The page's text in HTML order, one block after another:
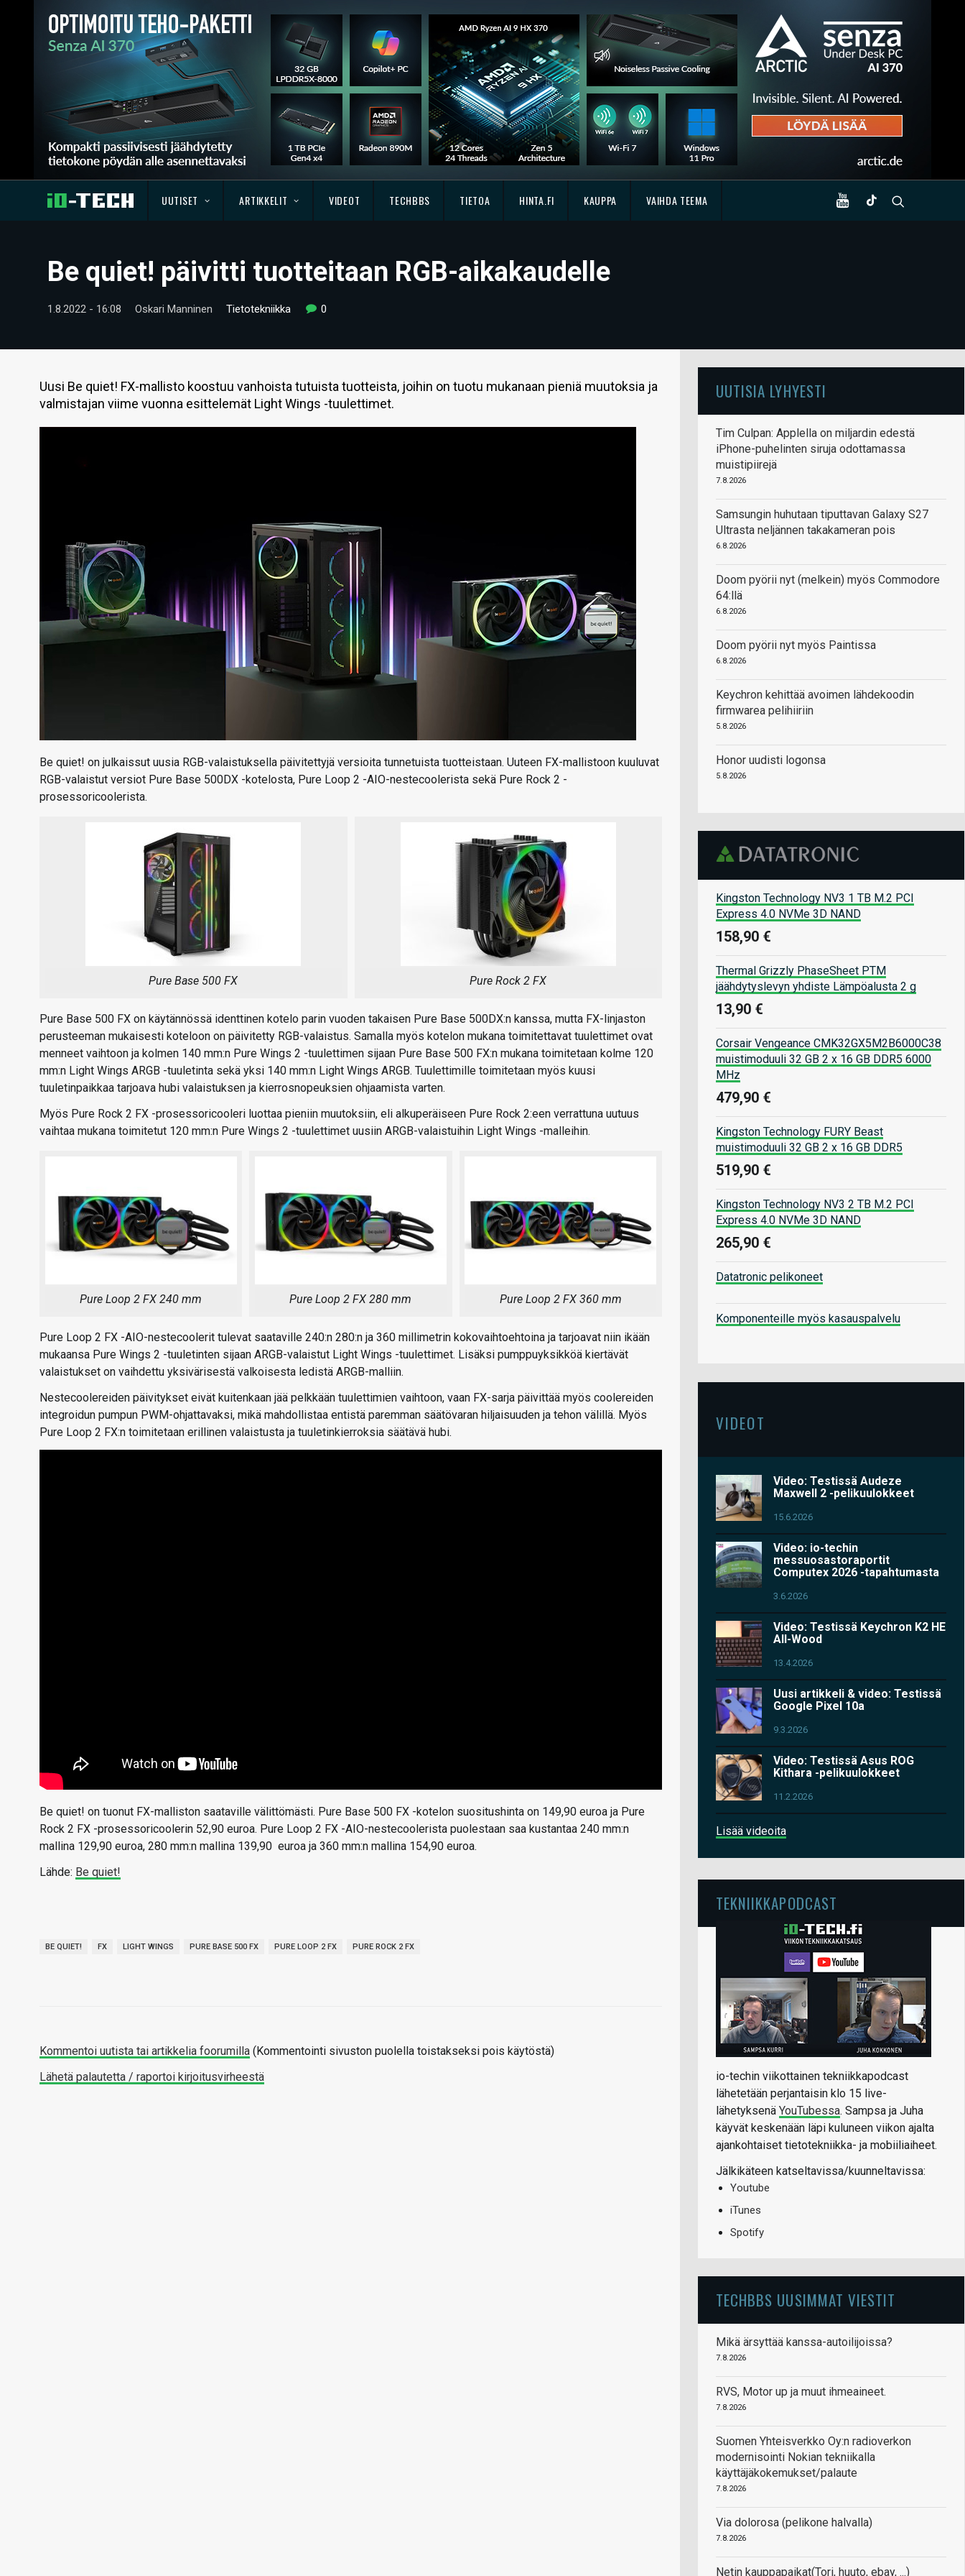
UUTISET ARTIKKELIT VIDEOT TECHBBS TIETOA HINTA.FI KAUPPA VAIHDA TEEMA
Be quiet! päivitti tuotteitaan RGB-aikakaudelle
1.8.2022 - 16:08 Oskari Manninen Tietotekniikka 0
Uusi Be quiet! FX-mallisto koostuu vanhoista tutuista tuotteista, joihin on tuotu mukanaan pieniä muutoksia ja
valmistajan viime vuonna esittelemät Light Wings -tuulettimet.
Be quiet! on julkaissut uusia RGB-valaistuksella päivitettyjä versioita tunnetuista tuotteistaan. Uuteen FX-mallistoon kuuluvat
RGB-valaistut versiot Pure Base 500DX -kotelosta, Pure Loop 2 -AIO-nestecoolerista sekä Pure Rock 2 -
prosessoricoolerista.
Pure Base 500 FX Pure Rock 2 FX
Pure Base 500 FX on käytännössä identtinen kotelo parin vuoden takaisen Pure Base 500DX:n kanssa, mutta FX-linjaston
perusteeman mukaisesti koteloon on päivitetty RGB-valaistus. Samalla myös kotelon mukana toimitettavat tuulettimet ovat
menneet vaihtoon ja kolmen 140 mm:n Pure Wings 2 -tuulettimen sijaan Pure Base 500 FX:n mukana toimitetaan kolme 120
mm:n Light Wings ARGB -tuuletinta sekä yksi 140 mm:n Light Wings ARGB. Tuulettimille toimitetaan myös kuusi
tuuletinpaikkaa tarjoava hubi valaistuksen ja kierrosnopeuksien ohjaamista varten.
Myös Pure Rock 2 FX -prosessoricooleri luottaa pieniin muutoksiin, eli alkuperäiseen Pure Rock 2:een verrattuna uutuus
vaihtaa mukana toimitetut 120 mm:n Pure Wings 2 -tuulettimet uusiin ARGB-valaistuihin Light Wings -malleihin.
Pure Loop 2 FX 240 mm Pure Loop 2 FX 280 mm Pure Loop 2 FX 360 mm
Pure Loop 2 FX -AIO-nestecoolerit tulevat saataville 240:n 280:n ja 360 millimetrin kokovaihtoehtoina ja tarjoavat niin ikään
mukaansa Pure Wings 2 -tuuletinten sijaan ARGB-valaistut Light Wings -tuulettimet. Lisäksi pumppuyksikköä kiertävät
valaistukset on vaihdettu yksivärisestä valkoisesta ledistä ARGB-malliin.
Nestecoolereiden päivitykset eivät kuitenkaan jää pelkkään tuulettimien vaihtoon, vaan FX-sarja päivittää myös coolereiden
integroidun pumpun PWM-ohjattavaksi, mikä mahdollistaa entistä paremman säätövaran hiljaisuuden ja tehon välillä. Myös
Pure Loop 2 FX:n toimitetaan erillinen valaistusta ja tuuletinkierroksia säätävä hubi.
Be quiet! on tuonut FX-malliston saataville välittömästi. Pure Base 500 FX -kotelon suositushinta on 149,90 euroa ja Pure
Rock 2 FX -prosessoricoolerin 52,90 euroa. Pure Loop 2 FX -AIO-nestecoolerista puolestaan saa kustantaa 240 mm:n
mallina 129,90 euroa, 280 mm:n mallina 139,90 euroa ja 360 mm:n mallina 154,90 euroa.
Lähde: Be quiet!
BE QUIET! FX LIGHT WINGS PURE BASE 500 FX PURE LOOP 2 FX PURE ROCK 2 FX
Kommentoi uutista tai artikkelia foorumilla (Kommentointi sivuston puolella toistakseksi pois käytöstä)
Lähetä palautetta / raportoi kirjoitusvirheestä
UUTISIA LYHYESTI
Tim Culpan: Applella on miljardin edestä
iPhone-puhelinten siruja odottamassa
muistipiirejä
7.8.2026
Samsungin huhutaan tiputtavan Galaxy S27
Ultrasta neljännen takakameran pois
6.8.2026
Doom pyörii nyt (melkein) myös Commodore
64:llä
6.8.2026
Doom pyörii nyt myös Paintissa
6.8.2026
Keychron kehittää avoimen lähdekoodin
firmwarea pelihiiriin
5.8.2026
Honor uudisti logonsa
5.8.2026
Kingston Technology NV3 1 TB M.2 PCI
Express 4.0 NVMe 3D NAND
158,90 €
Thermal Grizzly PhaseSheet PTM
jäähdytyslevyn yhdiste Lämpöalusta 2 g
13,90 €
Corsair Vengeance CMK32GX5M2B6000C38
muistimoduuli 32 GB 2 x 16 GB DDR5 6000
MHz
479,90 €
Kingston Technology FURY Beast
muistimoduuli 32 GB 2 x 16 GB DDR5
519,90 €
Kingston Technology NV3 2 TB M.2 PCI
Express 4.0 NVMe 3D NAND
265,90 €
Datatronic pelikoneet
Komponenteille myös kasauspalvelu
VIDEOT
Video: Testissä Audeze
Maxwell 2 -pelikuulokkeet
15.6.2026
Video: io-techin
messuosastoraportit
Computex 2026 -tapahtumasta
3.6.2026
Video: Testissä Keychron K2 HE
All-Wood
13.4.2026
Uusi artikkeli & video: Testissä
Google Pixel 10a
9.3.2026
Video: Testissä Asus ROG
Kithara -pelikuulokkeet
11.2.2026
Lisää videoita
TEKNIIKKAPODCAST
io-techin viikottainen tekniikkapodcast
lähetetään perjantaisin klo 15 live-
lähetyksenä YouTubessa. Sampsa ja Juha
käyvät keskenään läpi kuluneen viikon ajalta
ajankohtaiset tietotekniikka- ja mobiiliaiheet.
Jälkikäteen katseltavissa/kuunneltavissa:
Youtube
iTunes
Spotify
TECHBBS UUSIMMAT VIESTIT
Mikä ärsyttää kanssa-autoilijoissa?
7.8.2026
RVS, Motor up ja muut ihmeaineet.
7.8.2026
Suomen Yhteisverkko Oy:n radioverkon
modernisointi Nokian tekniikalla
käyttäjäkokemukset/palaute
7.8.2026
Via dolorosa (pelikone halvalla)
7.8.2026
Netin kauppapaikat(Tori, huuto, ebay, ...)